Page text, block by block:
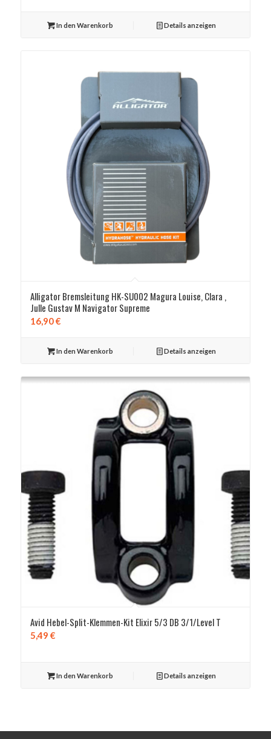
7,99 €
3,50 €.
In den Warenkorb Details anzeigen
Alligator Bremsleitung HK-SU002 Magura Louise, Clara ,
Julle Gustav M Navigator Supreme
16,90€
In den Warenkorb Details anzeigen
Avid Hebel-Split-Klemmen-Kit Elixir 5/3 DB 3/1/Level T
5,49 €
In den Warenkorb Details anzeigen